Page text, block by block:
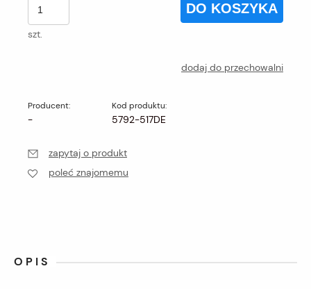
szt.
DO KOSZYKA
dodaj do przechowalni
Producent:
-
Kod produktu:
5792-517DE
zapytaj o produkt
poleć znajomemu
OPIS